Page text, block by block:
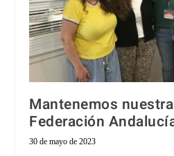
Mantenemos
Federación
30 de mayo de 2023